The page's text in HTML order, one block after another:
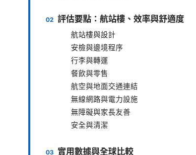
評估要點：航站樓、效率與舒適度
航站樓與設計
安檢與邊境程序
行李與轉運
餐飲與零售
航空與地面交通連結
無線網路與電力設施
無障礙與家長友善
安全與清潔
實用數據與全球比較